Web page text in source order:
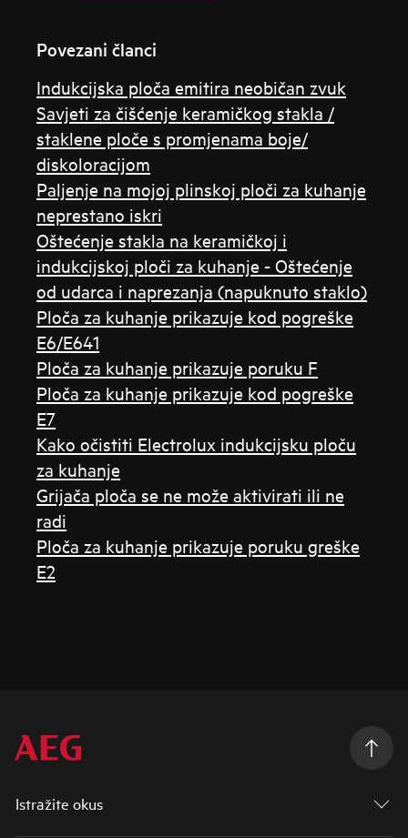
Povezani članci
Indukcijska ploča emitira neobičan zvuk
Savjeti za čišćenje keramičkog stakla /
staklene ploče s promjenama boje/
diskoloracijom
Paljenje na mojoj plinskoj ploči za kuhanje
neprestano iskri
Oštećenje stakla na keramičkoj i
indukcijskoj ploči za kuhanje - Oštećenje
od udarca i naprezanja (napuknuto staklo)
Ploča za kuhanje prikazuje kod pogreške
E6/E641
Ploča za kuhanje prikazuje poruku F
Ploča za kuhanje prikazuje kod pogreške
E7
Kako očistiti Electrolux indukcijsku ploču
za kuhanje
Grijača ploča se ne može aktivirati ili ne
radi
Ploča za kuhanje prikazuje poruku greške
E2
Istražite okus